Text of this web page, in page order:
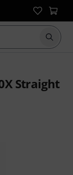
Suche
Straight